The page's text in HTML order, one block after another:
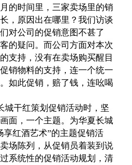
的时间里，三家卖场里的销
，原因出在哪里？我们访谈
对公司的促销意图不甚了
的疑问。而公司方面对本次
支持，没有在卖场购买醒目
销物料的支持，连一个统一
如此促销，赔了钱，连吆喝
城干红策划促销活动时，坚
面，一个主题。为华夏长城
享红酒艺术”的主题促销活
场陈列，从促销员着装到说
系统性的促销活动规划，清